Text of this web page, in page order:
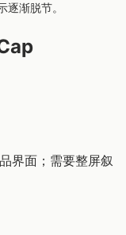
渐脱节。
界面；需要整屏叙